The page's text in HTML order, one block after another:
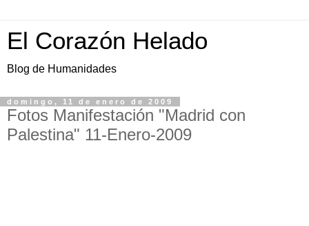
El Corazón Helado
Blog de Humanidades
domingo, 11 de enero de 2009
Fotos Manifestación "Madrid con
Palestina" 11-Enero-2009